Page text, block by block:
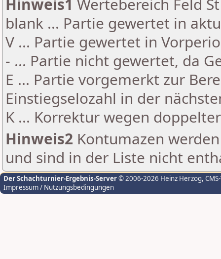
Hinweis1 Wertebereich Feld
blank ... Partie gewertet in
V ... Partie gewertet in
- ... Partie nicht gewertet, da
E ... Partie vorgemerkt zur
Einstiegselozahl in der
K ... Korrektur wegen
Hinweis2 Kontumazen
und sind in der Liste nicht
Der Schachturnier-Ergebnis-Server© 2006-2026 Heinz Herzog,
Impressum / Nutzungsbedingungen